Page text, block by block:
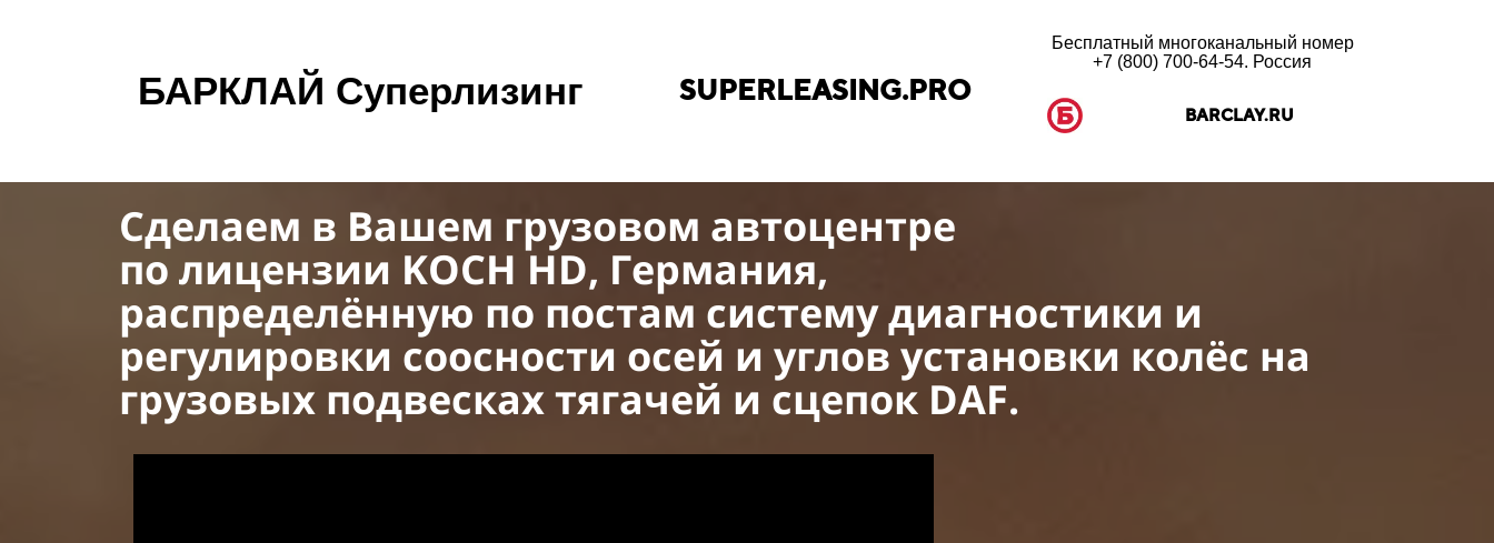
БАРКЛАЙ Суперлизинг SUPERLEASING.PRO
Бесплатный многоканальный номер
+7 (800) 700-64-54. Россия
BARCLAY.RU
Сделаем в Вашем грузовом автоцентре
по лицензии KOCH HD, Германия,
распределённую по постам системудиагностики и
регулировки соосности осей и углов установки колёс на
грузовых подвесках тягачей и сцепок DAF.